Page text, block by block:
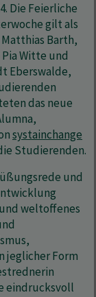
Die Feierliche
gilt als
Barth,
Witte und
Eberswalde,
das neue
systainchange
Studierenden.
und
weltoffenes
jeglicher Form
eindrucksvoll